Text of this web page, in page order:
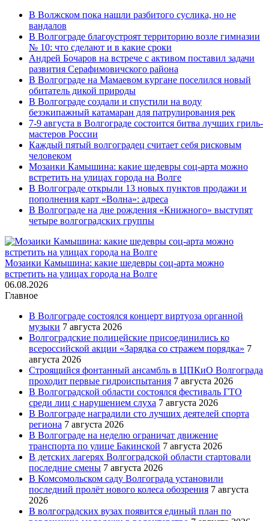
В Волжском пока нашли разбитого суслика, но не
вандалов
В Волгограде благоустроят территорию возле гимназии
№ 10: что сделают и в какие сроки
Андрей Бочаров на встрече с активом поставил задачи
развития Серафимовичского района
В Волгограде на Мамаевом кургане поселился новый
обитатель дикой природы
В Волгограде создали и спустили на воду
безэкипажный катамаран для патрулирования рек
7-9 августа в Волгограде состоится битва лучших гриль-
мастеров России
Каждый пятый волгоградец считает себя рисковым
человеком
Мозаики Камышина: какие шедевры соц-арта можно
встретить на улицах города на Волге
В Волгограде открыли 13 новых пунктов продажи и
пополнения карт «Волна»: адреса
В Волгограде на дне рождения «Книжного» выступят
четыре волгоградских группы
Мозаики Камышина: какие шедевры соц-арта можно
встретить на улицах города на Волге
06.08.2026
Главное
В Волгограде состоялся концерт виртуоза органной
музыки 7 августа 2026
Волгоградские полицейские присоединились ко
всероссийской акции «Зарядка со стражем порядка» 7
августа 2026
Строящийся фонтанный ансамбль в ЦПКиО Волгограда
проходит первые гидроиспытания 7 августа 2026
В Волгоградской области состоялся фестиваль ГТО
среди лиц с нарушением слуха 7 августа 2026
В Волгограде наградили сто лучших деятелей спорта
региона 7 августа 2026
В Волгограде на неделю ограничат движение
транспорта по улице Бакинской 7 августа 2026
В детских лагерях Волгоградской области стартовали
последние смены 7 августа 2026
В Комсомольском саду Волгограда установили
последний пролёт нового колеса обозрения 7 августа
2026
В волгоградских вузах появится единый план по